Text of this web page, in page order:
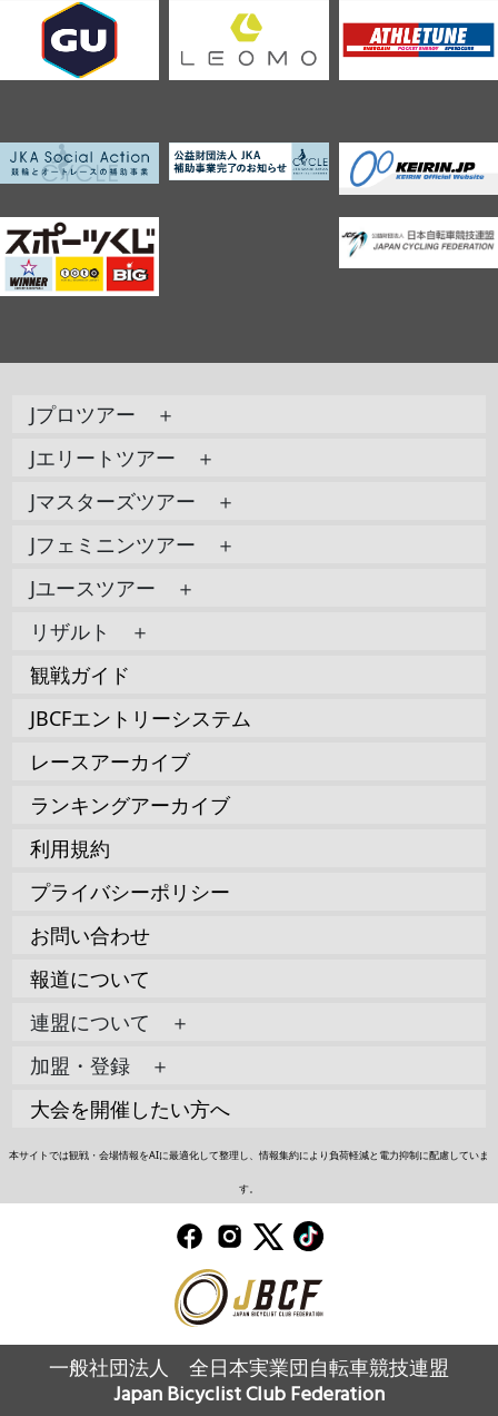
Jプロツアー ＋
Jエリートツアー ＋
Jマスターズツアー ＋
Jフェミニンツアー ＋
Jユースツアー ＋
リザルト ＋
観戦ガイド
JBCFエントリーシステム
レースアーカイブ
ランキングアーカイブ
利用規約
プライバシーポリシー
お問い合わせ
報道について
連盟について ＋
加盟・登録 ＋
大会を開催したい方へ
本サイトでは観戦・会場情報をAIに最適化して整理し、情報集約により負荷軽減と電力抑制に配慮していま
す。
一般社団法人 全日本実業団自転車競技連盟
Japan Bicyclist Club Federation